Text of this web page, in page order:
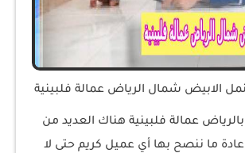
الابيض شمال الرياض عمالة فلبينية
عمالة فلبينية هناك العديد من
عادة ما ننصح بها أي عميل كريم حتى لا